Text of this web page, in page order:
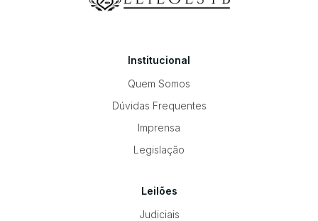
Institucional
Quem Somos
Dúvidas Frequentes
Imprensa
Legislação
Leilões
Judiciais